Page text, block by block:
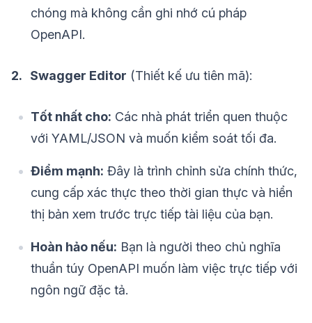
chóng mà không cần ghi nhớ cú pháp
OpenAPI.
2. Swagger Editor (Thiết kế ưu tiên mã):
Tốt nhất cho: Các nhà phát triển quen thuộc
với YAML/JSON và muốn kiểm soát tối đa.
Điểm mạnh: Đây là trình chỉnh sửa chính thức,
cung cấp xác thực theo thời gian thực và hiển
thị bản xem trước trực tiếp tài liệu của bạn.
Hoàn hảo nếu: Bạn là người theo chủ nghĩa
thuần túy OpenAPI muốn làm việc trực tiếp với
ngôn ngữ đặc tả.